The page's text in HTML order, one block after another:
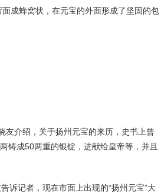
成蜂窝状，在元宝的外面形成了坚固的包
友介绍，关于扬州元宝的来历，史书上曾
铸成50两重的银锭，进献给皇帝等，并且
诉记者，现在市面上出现的“扬州元宝”大